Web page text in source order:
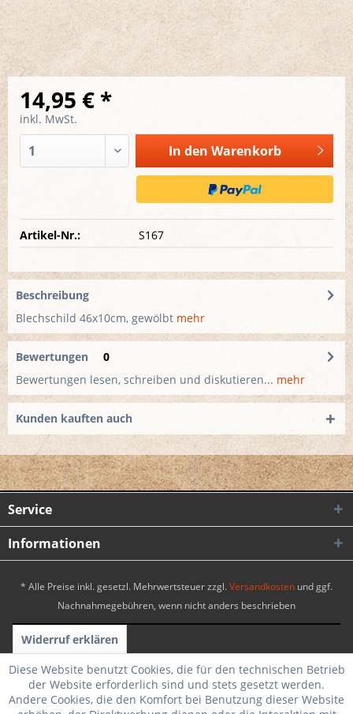
14,95 € *
inkl. MwSt.
In den Warenkorb
Artikel-Nr.: S167
Beschreibung
Blechschild 46x10cm, gewölbt mehr
Bewertungen
0
Bewertungen lesen, schreiben und diskutieren... mehr
Kunden kauften auch
Service
Informationen
* Alle Preise inkl. gesetzl. Mehrwertsteuer zzgl.Versandkosten und ggf.
Nachnahmegebühren, wenn nicht anders beschrieben
Widerruf erklären
Realisiert mit Shopware | Theme by WebSelect
Diese Website benutzt Cookies, die für den technischen Betrieb
der Website erforderlich sind und stets gesetzt werden.
Andere Cookies, die den Komfort bei Benutzung dieser Website